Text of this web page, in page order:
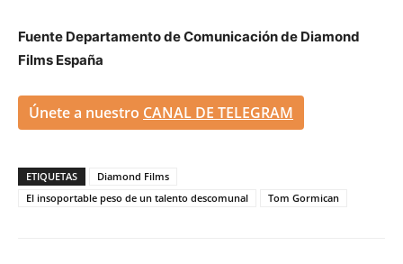
Fuente Departamento de Comunicación de Diamond
Films España
Únete a nuestro CANAL DE TELEGRAM
ETIQUETAS
Diamond Films
El insoportable peso de un talento descomunal
Tom Gormican